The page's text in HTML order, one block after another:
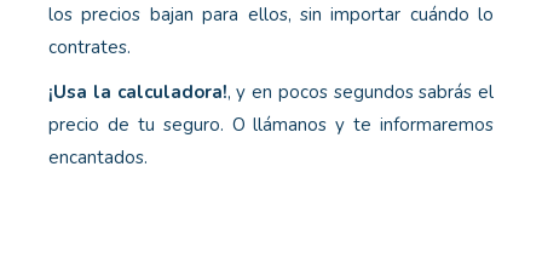
los precios bajan para ellos, sin importar cuándo lo
contrates.
¡Usa la calculadora!, y en pocos segundos sabrás el
precio de tu seguro. O llámanos y te informaremos
encantados.